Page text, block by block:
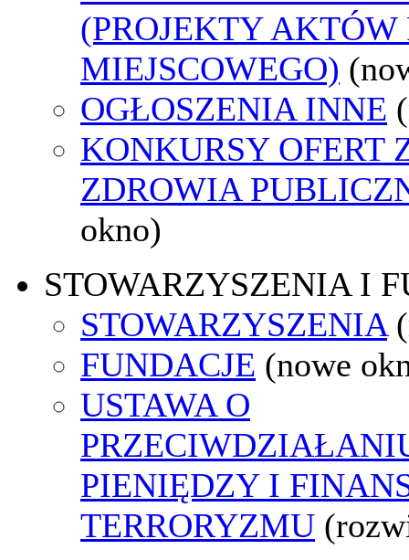
(PROJEKTY AKTÓW
MIEJSCOWEGO)
OGŁOSZENIA INNE
KONKURSY OFERT
ZDROWIA
okno)
STOWARZYSZENIA I
STOWARZYSZENIA
FUNDACJE (nowe
USTAWA O
PIENIĘDZY I
TERRORYZMU